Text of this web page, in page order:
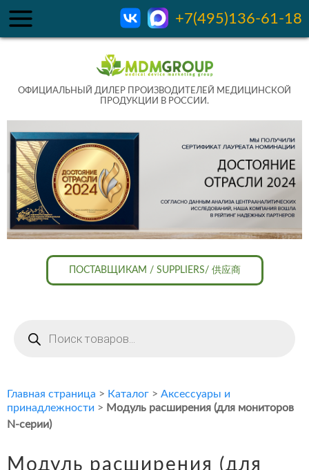
+7(495)136-61-18
ОФИЦИАЛЬНЫЙ ДИЛЕР ПРОИЗВОДИТЕЛЕЙ МЕДИЦИНСКОЙ
ПРОДУКЦИИ В РОССИИ.
ПОСТАВЩИКАМ / SUPPLIERS/ 供应商
товаров
Главная страница > Каталог > Аксессуары и
принадлежности > Модуль расширения (для мониторов
N-серии)
Модуль расширения (для